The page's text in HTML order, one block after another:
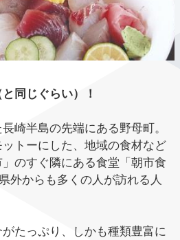
同じぐらい）！
崎半島の先端にある野母町。
ットーにした、地域の食材など
のすぐ隣にある食堂「朝市食
外からも多くの人が訪れる人
たっぷり、しかも種類豊富に